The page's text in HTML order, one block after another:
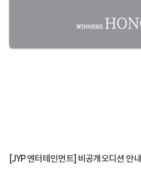
[JYP 엔터테인먼트] 비공개오디션 안내